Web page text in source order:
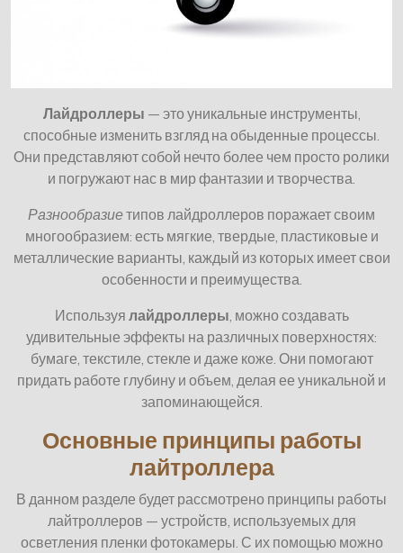
Лайдроллеры — это уникальные инструменты,
способные изменить взгляд на обыденные процессы.
Они представляют собой нечто более чем просто ролики
и погружают нас в мир фантазии и творчества.
Разнообразиетипов лайдроллеров поражает своим
многообразием: есть мягкие, твердые, пластиковые и
металлические варианты, каждый из которых имеет свои
особенности и преимущества.
Используя лайдроллеры , можно создавать
удивительные эффекты на различных поверхностях:
бумаге, текстиле, стекле и даже коже. Они помогают
придать работе глубину и объем, делая ее уникальной и
запоминающейся.
Основные принципы работы
лайтроллера
В данном разделе будет рассмотрено принципы работы
лайтроллеров — устройств, используемых для
осветления пленки фотокамеры. С их помощью можно